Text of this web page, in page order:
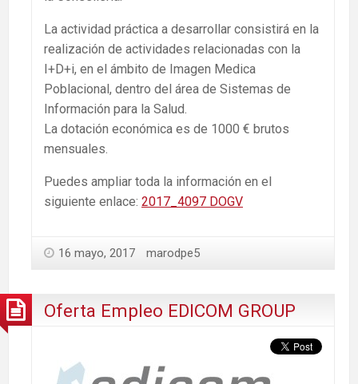
La actividad práctica a desarrollar consistirá en la
realización de actividades relacionadas con la
I+D+i, en el ámbito de Imagen Medica
Poblacional, dentro del área de Sistemas de
Información para la Salud.
La dotación económica es de 1000 € brutos
mensuales.
Puedes ampliar toda la información en el
siguiente enlace: 2017_4097 DOGV
16 mayo, 2017 marodpe5
Oferta Empleo EDICOM GROUP